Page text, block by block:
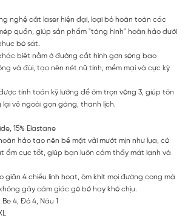
nghệ cắt laser hiện đại, loại bỏ hoàn toàn các
quần, giúp sản phẩm "tàng hình" hoàn hảo dưới
bó sát.
biệt nằm ở đường cắt hình gợn sóng bao
và đùi, tạo nên nét nữ tính, mềm mại và cực kỳ
tính toán kỹ lưỡng để ôm trọn vòng 3, giúp tôn
vẻ ngoài gọn gàng, thanh lịch.
15% Elastane
hảo tạo nên bề mặt vải mướt mịn như lụa, có
ẩm cực tốt, giúp bạn luôn cảm thấy mát lạnh và
giãn 4 chiều linh hoạt, ôm khít mọi đường cong mà
gây cảm giác gò bó hay khó chịu.
Be 4, Đỏ 4, Nâu 1